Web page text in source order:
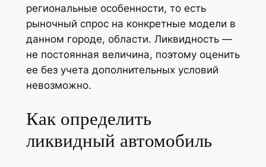
региональные особенности, то есть
рыночный спрос на конкретные модели в
данном городе, области. Ликвидность —
не постоянная величина, поэтому оценить
ее без учета дополнительных условий
невозможно.
Как определить
ликвидный автомобиль